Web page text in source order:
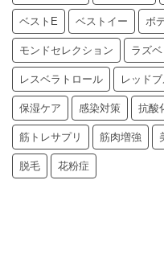
ベストE ベストイー ボ
モンドセレクション ラズ
レスベラトロール レッド
保湿ケア 感染対策 抗酸
筋トレサプリ 筋肉増強
脱毛 花粉症